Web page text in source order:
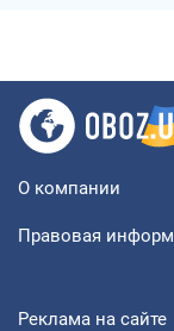
О компании
Правовая
Реклама на сайте